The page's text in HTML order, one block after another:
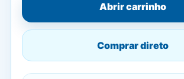
Abrir carrinho
Comprar direto